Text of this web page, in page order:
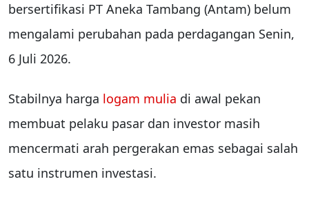
bersertifikasi PT Aneka Tambang (Antam) belum
mengalami perubahan pada perdagangan Senin,
6 Juli 2026.
Stabilnya harga logam mulia di awal pekan
membuat pelaku pasar dan investor masih
mencermati arah pergerakan emas sebagai salah
satu instrumen investasi.